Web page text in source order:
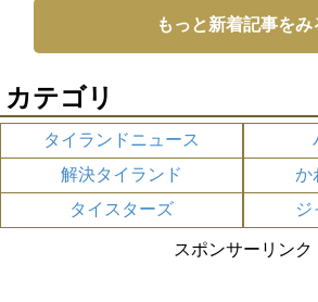
もっと新着記事をみ
カテゴリ
タイランドニュース
解決タイランド
か
タイスターズ
ジ
スポンサーリンク